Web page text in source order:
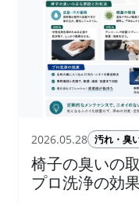
2026.05.28 汚れ・臭
椅子の臭いの
プロ洗浄の効果